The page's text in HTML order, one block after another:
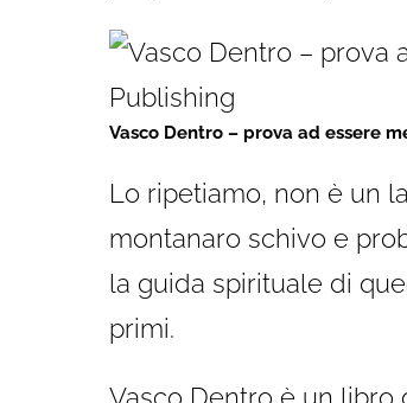
Vasco Dentro – prova ad essere
Lo ripetiamo, non è un
montanaro schivo e
la guida spirituale di
primi.